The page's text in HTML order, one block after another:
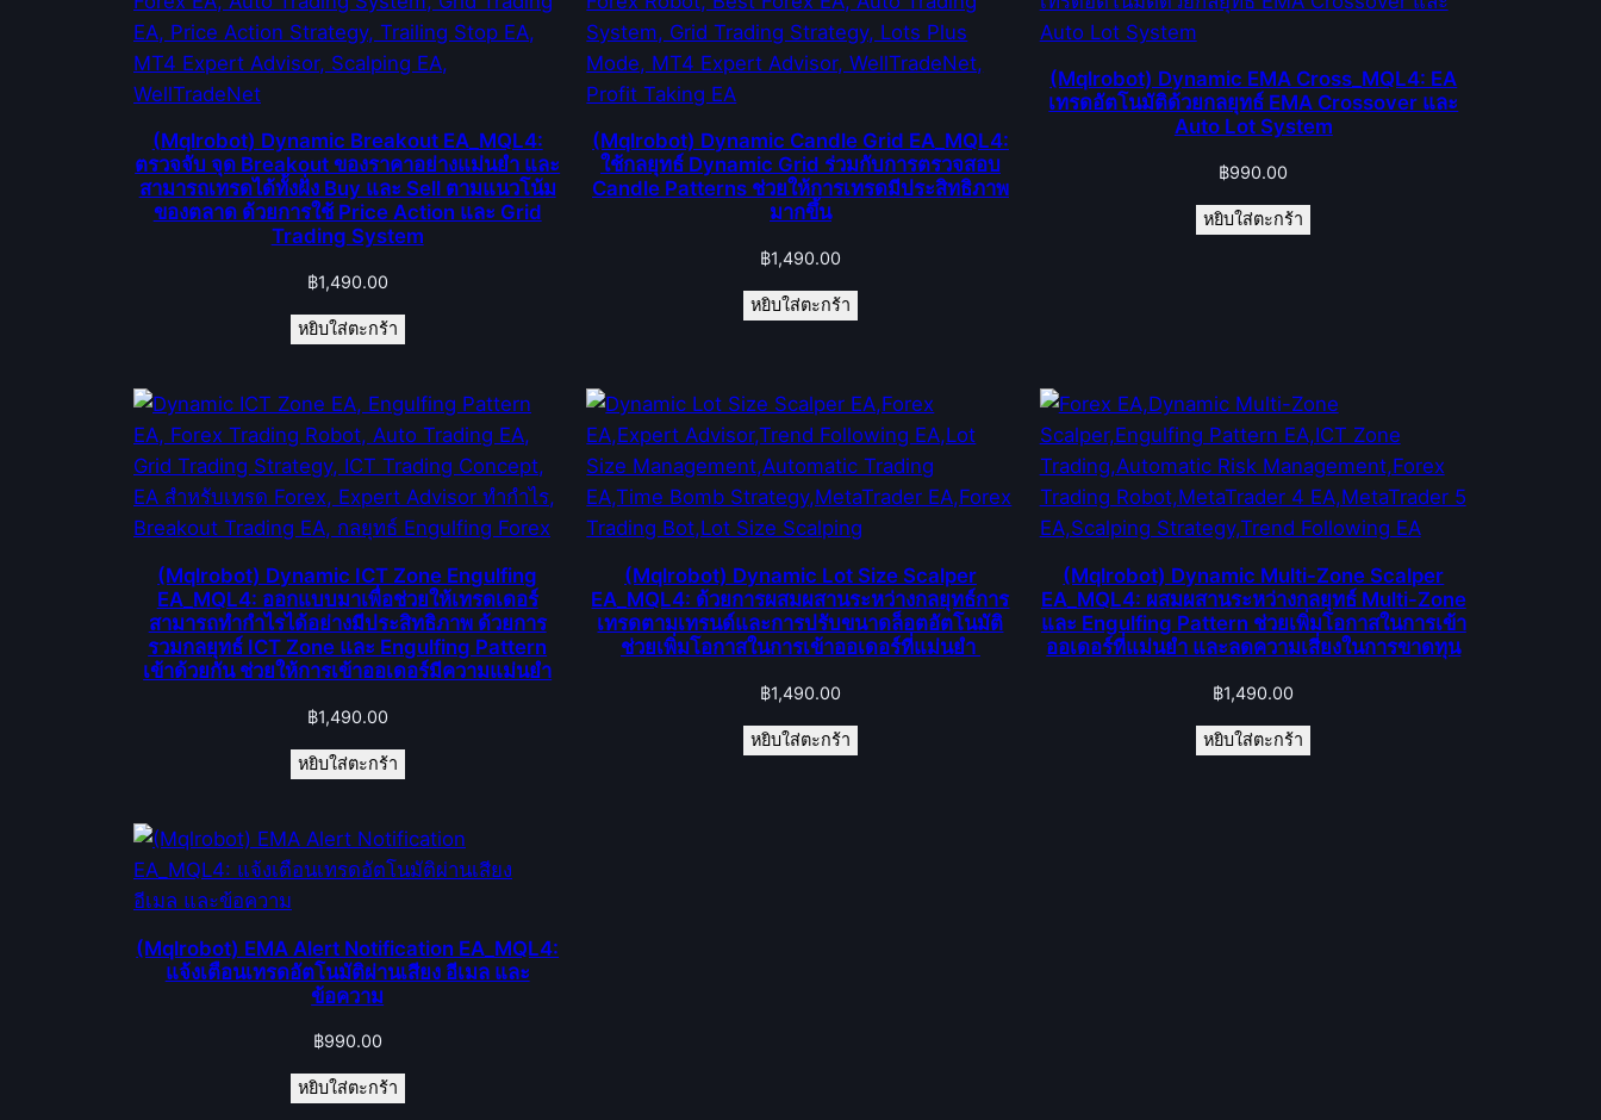
(Mqlrobot) Dynamic Breakout EA_MQL4:
ตรวจจับ จุด Breakout ของราคาอย่างแม่นยำ และ
สามารถเทรดได้ทั้งฝั่ง Buy และ Sell ตามแนวโน้ม
ของตลาด ด้วยการใช้ Price Action และ Grid
Trading System
฿1,490.00
หยิบใส่ตะกร้า
(Mqlrobot) Dynamic Candle Grid EA_MQL4:
ใช้กลยุทธ์ Dynamic Grid ร่วมกับการตรวจสอบ
Candle Patterns ช่วยให้การเทรดมีประสิทธิภาพ
มากขึ้น
฿1,490.00
หยิบใส่ตะกร้า
(Mqlrobot) Dynamic EMA Cross_MQL4: EA
เทรดอัตโนมัติด้วยกลยุทธ์ EMA Crossover และ
Auto Lot System
฿990.00
หยิบใส่ตะกร้า
(Mqlrobot) Dynamic ICT Zone Engulfing
EA_MQL4: ออกแบบมาเพื่อช่วยให้เทรดเดอร์
สามารถทำกำไรได้อย่างมีประสิทธิภาพ ด้วยการ
รวมกลยุทธ์ ICT Zone และ Engulfing Pattern
เข้าด้วยกัน ช่วยให้การเข้าออเดอร์มีความแม่นยำ
฿1,490.00
หยิบใส่ตะกร้า
(Mqlrobot) Dynamic Lot Size Scalper
EA_MQL4: ด้วยการผสมผสานระหว่างกลยุทธ์การ
เทรดตามเทรนด์และการปรับขนาดล็อตอัตโนมัติ
ช่วยเพิ่มโอกาสในการเข้าออเดอร์ที่แม่นยำ
฿1,490.00
หยิบใส่ตะกร้า
(Mqlrobot) Dynamic Multi-Zone Scalper
EA_MQL4: ผสมผสานระหว่างกลยุทธ์ Multi-Zone
และ Engulfing Pattern ช่วยเพิ่มโอกาสในการเข้า
ออเดอร์ที่แม่นยำ และลดความเสี่ยงในการขาดทุน
฿1,490.00
หยิบใส่ตะกร้า
(Mqlrobot) EMA Alert Notification EA_MQL4:
แจ้งเตือนเทรดอัตโนมัติผ่านเสียง อีเมล และ
ข้อความ
฿990.00
หยิบใส่ตะกร้า